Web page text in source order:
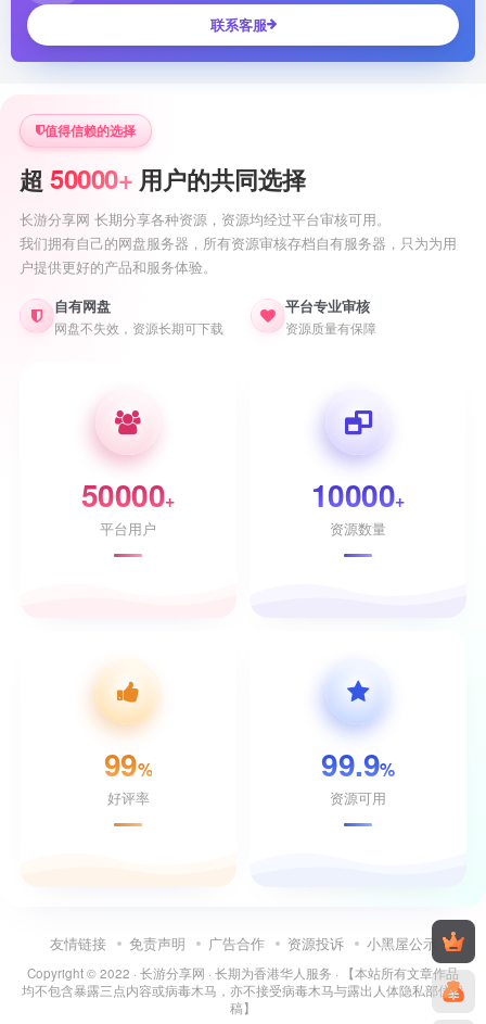
联系客服
值得信赖的选择
超 50000+ 用户的共同选择
长游分享网 长期分享各种资源，资源均经过平台审核可用。
我们拥有自己的网盘服务器，所有资源审核存档自有服务器，只为为用
户提供更好的产品和服务体验。
自有网盘
网盘不失效，资源长期可下载
平台专业审核
资源质量有保障
50000+
平台用户
10000+
资源数量
99%
好评率
99.9%
资源可用
友情链接 免责声明 广告合作 资源投诉 小黑屋公示
Copyright © 2022 · 长游分享网 · 长期为香港华人服务 · 【本站所有文章作品
均不包含暴露三点内容或病毒木马，亦不接受病毒木马与露出人体隐私部位投
稿】